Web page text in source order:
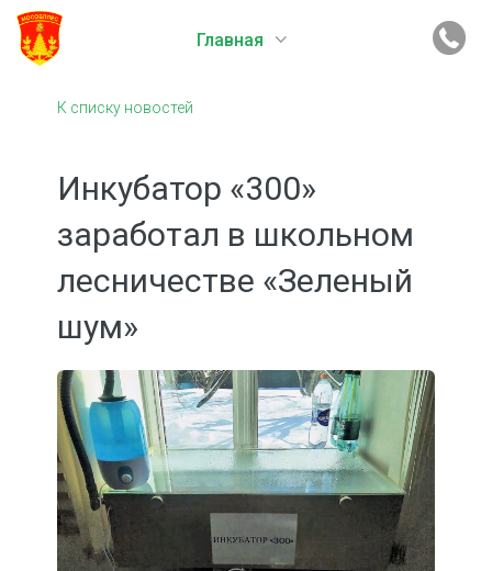
Главная
К списку новостей
Инкубатор «300»
заработал в школьном
лесничестве «Зеленый
шум»